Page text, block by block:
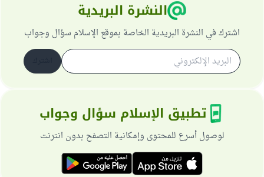
النشرة البريدية
اشترك في النشرة البريدية الخاصة بموقع الإسلام سؤال وجواب
تطبيق الإسلام سؤال وجواب
لوصول أسرع للمحتوى وإمكانية التصفح بدون انترنت